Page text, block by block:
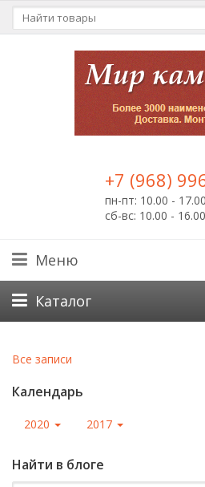
+7 (968)
пн-пт: 10.00 - 17.00
сб-вс: 10.00 - 16.00
Меню
Каталог
Все записи
Календарь
2020 2017
Найти в блоге